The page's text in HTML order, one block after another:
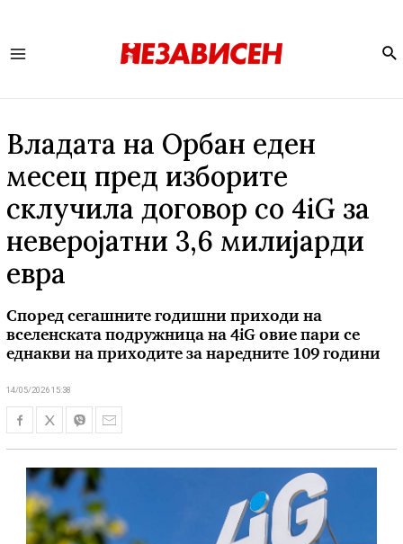
Владата на Орбан еден
месец пред изборите
склучила договор со 4iG за
неверојатни 3,6 милијарди
евра
Според сегашните годишни приходи на
вселенската подружница на 4iG овие пари се
еднакви на приходите за наредните 109 години
14/05/2026 15:38